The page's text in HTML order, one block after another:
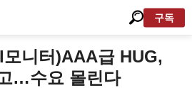
구독
니터)AAA급 HUG,
…수요 몰린다